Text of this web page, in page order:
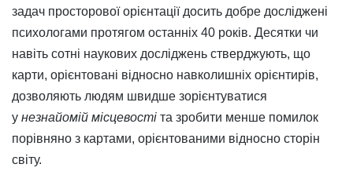
задач просторової орієнтації досить добре досліджені
психологами протягом останніх 40 років. Десятки чи
навіть сотні наукових досліджень стверджують, що
карти, орієнтовані відносно навколишніх орієнтирів,
дозволяють людям швидше зорієнтуватися
у незнайомій місцевості та зробити менше помилок
порівняно з картами, орієнтованими відносно сторін
світу.